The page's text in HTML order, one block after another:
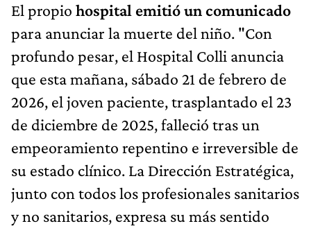
El propio hospital emitió un comunicado
para anunciar la muerte del niño. "Con
profundo pesar, el Hospital Colli anuncia
que esta mañana, sábado 21 de febrero de
2026, el joven paciente, trasplantado el 23
de diciembre de 2025, falleció tras un
empeoramiento repentino e irreversible de
su estado clínico. La Dirección Estratégica,
junto con todos los profesionales sanitarios
y no sanitarios, expresa su más sentido